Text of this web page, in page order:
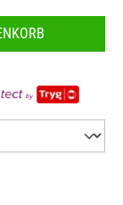
Wert